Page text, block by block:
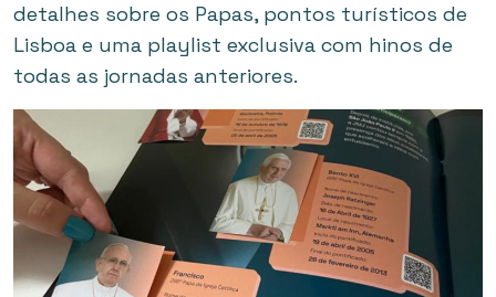
detalhes sobre os Papas, pontos turísticos de
Lisboa e uma playlist exclusiva com hinos de
todas as jornadas anteriores.